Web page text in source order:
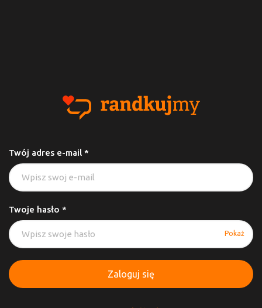
Twój adres e-mail *
Twoje hasło *
Pokaż
Zaloguj się